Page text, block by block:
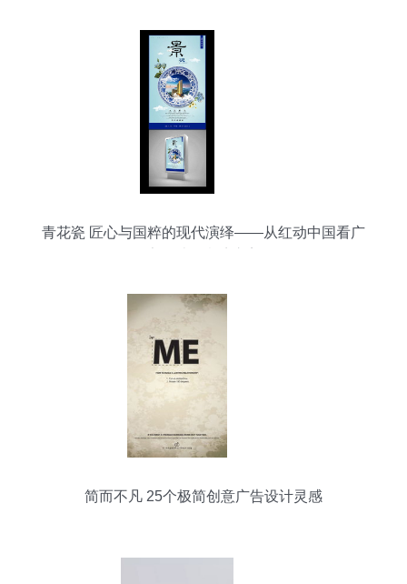
青花瓷 匠心与国粹的现代演绎——从红动中国看广
简而不凡 25个极简创意广告设计灵感